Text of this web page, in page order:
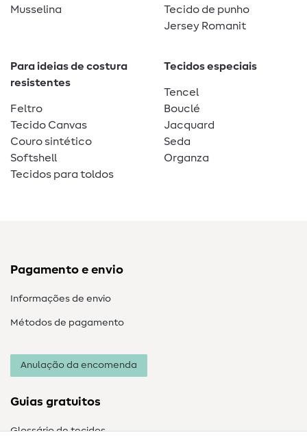
Musselina
Tecido de punho
Jersey Romanit
Para ideias de costura
resistentes
Feltro
Tecido Canvas
Couro sintético
Softshell
Tecidos para toldos
Tecidos especiais
Tencel
Bouclé
Jacquard
Seda
Organza
Pagamento e envio
Informações de envio
Métodos de pagamento
Anulação da encomenda
Guias gratuitos
Glossário de tecidos